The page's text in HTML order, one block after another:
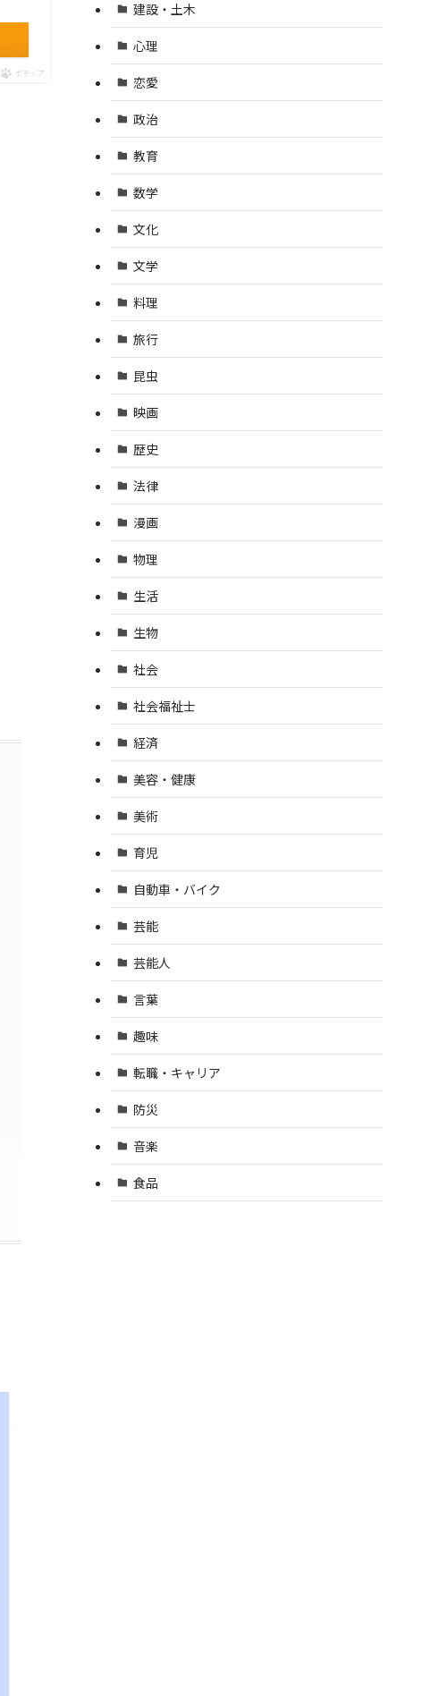
ポチップ
建設・土木
心理
恋愛
政治
教育
数学
文化
文学
料理
旅行
昆虫
映画
歴史
法律
漫画
物理
生活
生物
社会
社会福祉士
経済
美容・健康
美術
育児
自動車・バイク
芸能
芸能人
言葉
趣味
転職・キャリア
防災
音楽
食品